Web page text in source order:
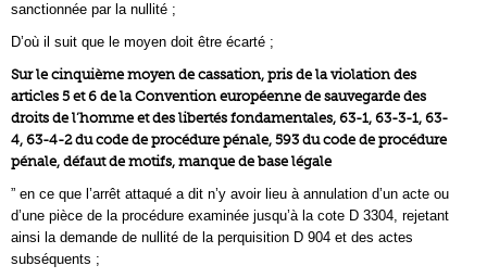
sanctionnée par la nullité ;
D’où il suit que le moyen doit être écarté ;
Sur le cinquième moyen de cassation, pris de la violation des
articles 5 et 6 de la Convention européenne de sauvegarde des
droits de l’homme et des libertés fondamentales, 63-1, 63-3-1, 63-
4, 63-4-2 du code de procédure pénale, 593 du code de procédure
pénale, défaut de motifs, manque de base légale
” en ce que l’arrêt attaqué a dit n’y avoir lieu à annulation d’un acte ou
d’une pièce de la procédure examinée jusqu’à la cote D 3304, rejetant
ainsi la demande de nullité de la perquisition D 904 et des actes
subséquents ;